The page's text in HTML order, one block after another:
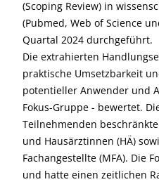
(Scoping Review) in
(Pubmed, Web of Science
Quartal 2024 durchgeführt.
Die extrahierten
praktische Umsetzbarkeit
potentieller Anwender und
Fokus-Gruppe - bewertet.
Teilnehmenden
und Hausärztinnen (HÄ)
Fachangestellte (MFA). Die
und hatte einen zeitlichen